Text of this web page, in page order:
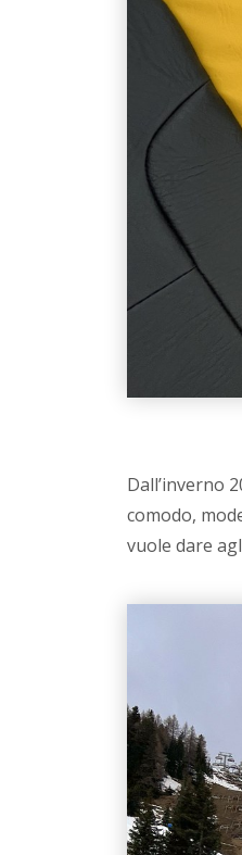
Dall’inverno
comodo,
vuole dare